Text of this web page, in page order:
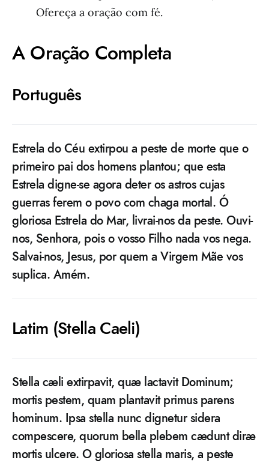
Ofereça a oração com fé.
A Oração Completa
Português
Estrela do Céu extirpou a peste de morte que o
primeiro pai dos homens plantou; que esta
Estrela digne-se agora deter os astros cujas
guerras ferem o povo com chaga mortal. Ó
gloriosa Estrela do Mar, livrai-nos da peste. Ouvi-
nos, Senhora, pois o vosso Filho nada vos nega.
Salvai-nos, Jesus, por quem a Virgem Mãe vos
suplica. Amém.
Latim (Stella Caeli)
Stella cæli extirpavit, quæ lactavit Dominum;
mortis pestem, quam plantavit primus parens
hominum. Ipsa stella nunc dignetur sidera
compescere, quorum bella plebem cædunt diræ
mortis ulcere. O gloriosa stella maris, a peste